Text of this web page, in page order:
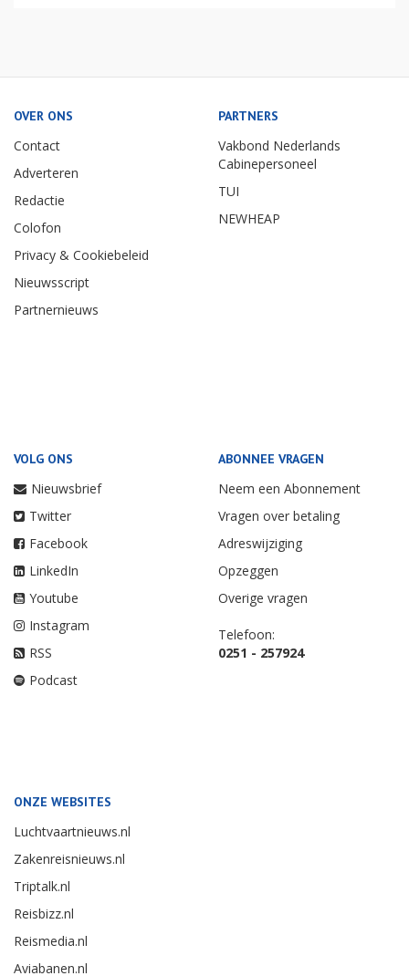
OVER ONS
Contact
Adverteren
Redactie
Colofon
Privacy & Cookiebeleid
Nieuwsscript
Partnernieuws
PARTNERS
Vakbond Nederlands
Cabinepersoneel
TUI
NEWHEAP
VOLG ONS
Nieuwsbrief
Twitter
Facebook
LinkedIn
Youtube
Instagram
RSS
Podcast
ABONNEE VRAGEN
Neem een Abonnement
Vragen over betaling
Adreswijziging
Opzeggen
Overige vragen
Telefoon:
0251 - 257924
ONZE WEBSITES
Luchtvaartnieuws.nl
Zakenreisnieuws.nl
Triptalk.nl
Reisbizz.nl
Reismedia.nl
Aviabanen.nl